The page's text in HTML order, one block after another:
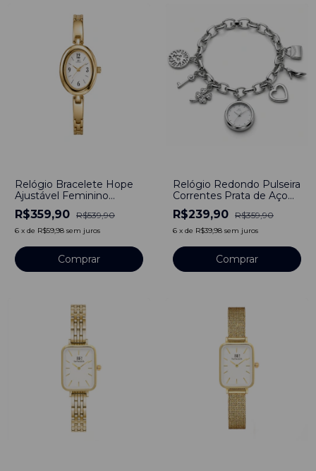
Relógio Bracelete Hope
Ajustável Feminino
Dourado
R$359,90 R$539,90
6 x de R$59,98 sem juros
Relógio Redondo Pulseira
Correntes Prata de Aço
Inoxidável
R$239,90 R$359,90
6 x de R$39,98 sem juros
Comprar